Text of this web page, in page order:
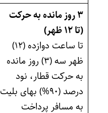
۳ روز مانده به حرکت
(تا ۱۲ ظهر)
تا ساعت دوازده (۱۲)
ظهر سه (۳) روز مانده
به حرکت قطار، نود
درصد (۹۰%) بهای بلیت
به مسافر پرداخت